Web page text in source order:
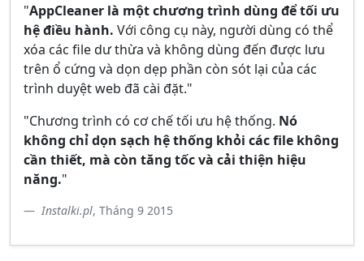
"AppCleaner là một chương trình dùng để tối ưu
hệ điều hành. Với công cụ này, người dùng có thể
xóa các file dư thừa và không dùng đến được lưu
trên ổ cứng và dọn dẹp phần còn sót lại của các
trình duyệt web đã cài đặt."
"Chương trình có cơ chế tối ưu hệ thống. Nó
không chỉ dọn sạch hệ thống khỏi các file không
cần thiết, mà còn tăng tốc và cải thiện hiệu
năng."
Instalki.pl, Tháng 9 2015